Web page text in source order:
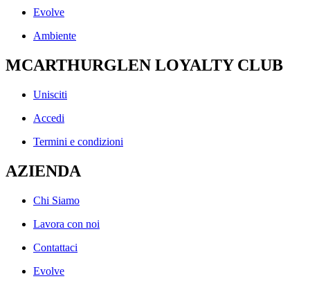
Evolve
Ambiente
MCARTHURGLEN LOYALTY CLUB
Unisciti
Accedi
Termini e condizioni
AZIENDA
Chi Siamo
Lavora con noi
Contattaci
Evolve